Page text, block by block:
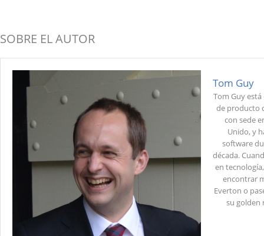
SOBRE EL AUTOR
Tom Guy
Tom Guy
de producto
con sede
Unido, y
software
década.
en
encontrar
Everton o
su golden